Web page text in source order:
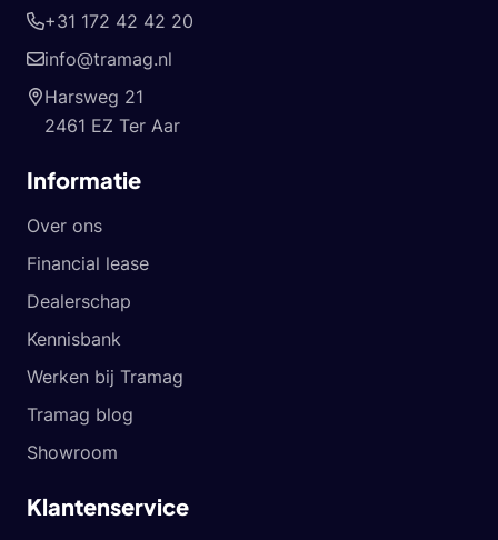
+31 172 42 42 20
info@tramag.nl
Harsweg 21
2461 EZ Ter Aar
Informatie
Over ons
Financial lease
Dealerschap
Kennisbank
Werken bij Tramag
Tramag blog
Showroom
Klantenservice